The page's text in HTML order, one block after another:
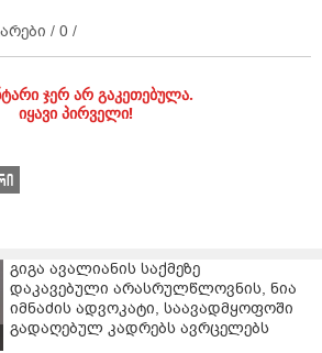
/ 0 /
ჯერ არ გაკეთებულა.
იყავი პირველი!
გიგა ავალიანის საქმეზე
დაკავებული არასრულწლოვნის, ნია
იმნაძის ადვოკატი, საავადმყოფოში
გადაღებულ კადრებს ავრცელებს